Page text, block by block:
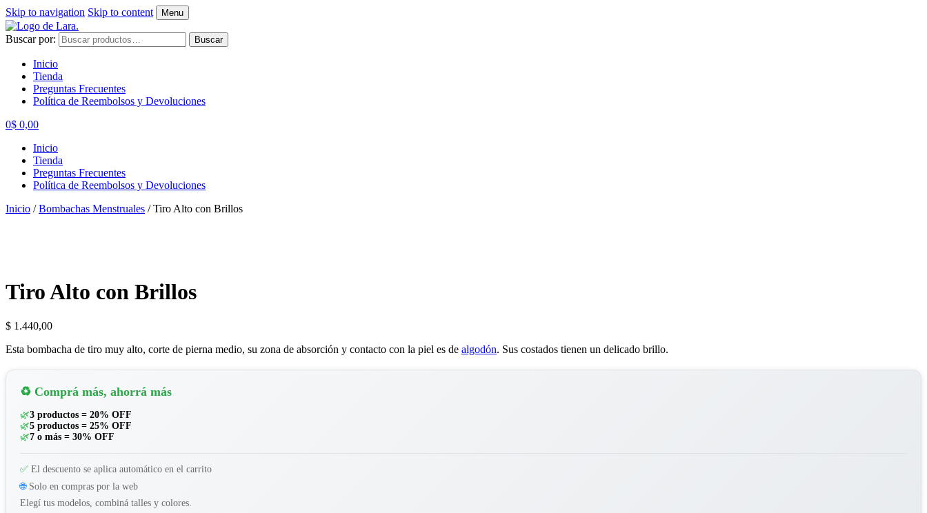
Skip to navigation Skip to content Menu
Buscar por: Buscar
Inicio
Tienda
Preguntas Frecuentes
Política de Reembolsos y Devoluciones
0$ 0,00
Inicio
Tienda
Preguntas Frecuentes
Política de Reembolsos y Devoluciones
Inicio /Bombachas Menstruales /Tiro Alto con Brillos
Tiro Alto con Brillos
$ 1.440,00
Esta bombacha de tiro muy alto, corte de pierna medio, su zona de absorción y contacto con la piel es de algodón. Sus costados tienen un delicado brillo.
♻️ Comprá más, ahorrá más
🌿3 productos = 20% OFF
🌿5 productos = 25% OFF
🌿7 o más = 30% OFF
✅ El descuento se aplica automático en el carrito
🌐Solo en compras por la web
Elegí tus modelos, combiná talles y colores.